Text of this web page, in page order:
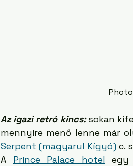
Az igazi retró kincs: sokan
Serpent (magyarul Kígyó) c.
A Prince Palace hotel egy